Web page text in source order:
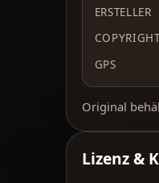
ERSTELLER
GPS
Original
Lizenz &